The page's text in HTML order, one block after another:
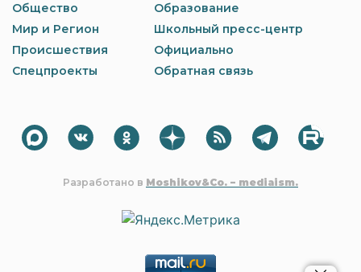
Общество
Мир и Регион
Происшествия
Спецпроекты
Образование
Школьный пресс-центр
Официально
Обратная связь
Разработано в Moshikov&Co. – mediaism.